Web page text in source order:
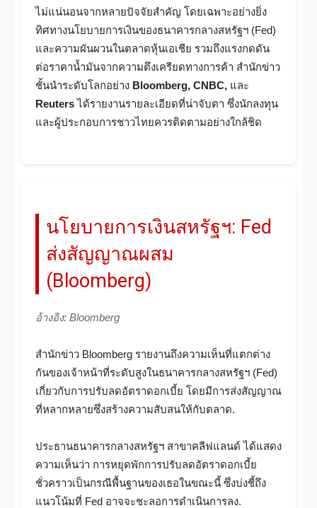
ไม่แน่นอนจากหลายปัจจัยสำคัญ โดยเฉพาะอย่างยิ่ง
ทิศทางนโยบายการเงินของธนาคารกลางสหรัฐฯ (Fed)
และความผันผวนในตลาดหุ้นเอเชีย รวมถึงแรงกดดัน
ต่อราคาน้ำมันจากความตึงเครียดทางการค้า สำนักข่าว
ชั้นนำระดับโลกอย่าง Bloomberg, CNBC, และ
Reutersได้รายงานรายละเอียดที่น่าจับตา ซึ่งนักลงทุน
และผู้ประกอบการชาวไทยควรติดตามอย่างใกล้ชิด
นโยบายการเงินสหรัฐฯ: Fed
ส่งสัญญาณผสม
(Bloomberg)
อ้างอิง: Bloomberg
สำนักข่าว Bloomberg รายงานถึงความเห็นที่แตกต่าง
กันของเจ้าหน้าที่ระดับสูงในธนาคารกลางสหรัฐฯ (Fed)
เกี่ยวกับการปรับลดอัตราดอกเบี้ย โดยมีการส่งสัญญาณ
ที่หลากหลายซึ่งสร้างความสับสนให้กับตลาด.
ประธานธนาคารกลางสหรัฐฯ สาขาคลีฟแลนด์ ได้แสดง
ความเห็นว่า การหยุดพักการปรับลดอัตราดอกเบี้ย
ชั่วคราวเป็นกรณีพื้นฐานของเธอในขณะนี้ ซึ่งบ่งชี้ถึง
แนวโน้มที่ Fed อาจจะชะลอการดำเนินการลง.